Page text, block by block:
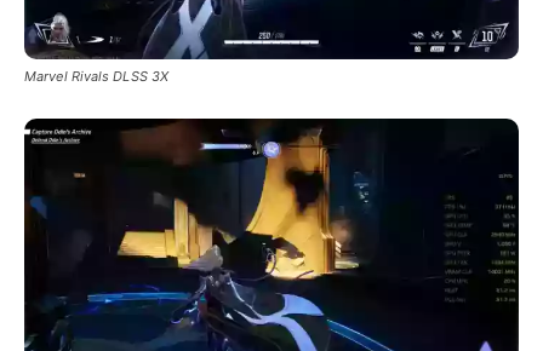
Marvel Rivals DLSS 3X